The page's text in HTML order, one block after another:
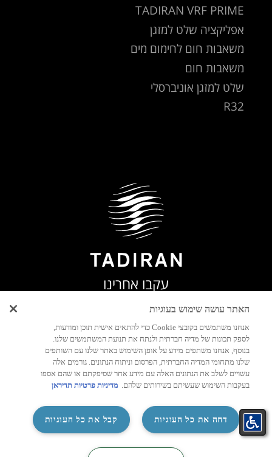
TADIRAN VRF PRIME
אפליקציה שלט למזגן
משאבות חום לחימום מים
משאבות חום
שלט למזגן אוניברסלי
R32
עקבו אחרינו
האתר עושה שימוש בעוגיות
אנחנו משתמשים בקובצי Cookie כדי להתאים אישית תוכן ומודעות,
לספק תכונות של מדיה חברתית ולנתח את תנועת המשתמשים שלנו.
בנוסף, אנחנו משתפים מידע על אופן השימוש באתר שלנו עם השותפים
שלנו מתחומי המדיה החברתית, הפרסום וניתוח הנתונים. גורמים אלה
עשויים לשלב את הנתונים האלה עם מידע אחר שסיפקתם או שהם אספו
בעקבות השימוש שעשיתם בשירותים שלהם. מדיניות פרטיות תדיראן
קבל את כל העוגיות ‏דחה את כל העוגיות